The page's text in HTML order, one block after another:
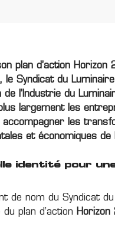
plan d’action
Syndicat du
de l’Industrie du
largement les
les
et économiques de
identité pour
de nom du Syndicat
plan d’action